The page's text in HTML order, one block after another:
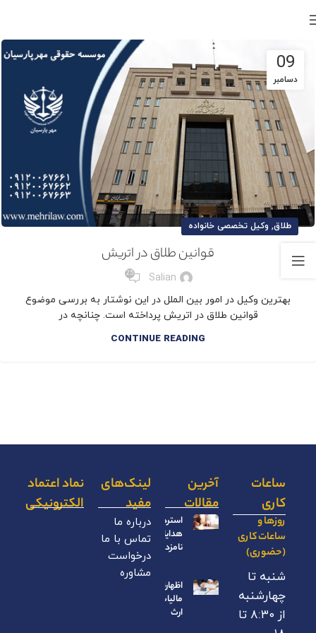
09
دسامبر
طلاق, وکیل تخصصی خانواده
قوانین طلاق در اتریش
Salian
25
بهترین وکیل در امور بین الملل در این نوشتار به بررسی موضوع
قوانین طلاق در اتریش پرداخته است. چنانچه در
CONTINUE READING
ساعات
کاری
روزها و
ساعات کاری
(حضوری)
شنبه تا
چهارشنبه
از ۸:۳۰ تا
آخرین
مقالات
استرداد
هدایای
نامزدی
اظهارنامه
مالیات بر
ارث
لینک‌های
مفید
درباره ما
تماس با ما
درخواست
مشاوره
نماد اعتماد
الکترونیکی